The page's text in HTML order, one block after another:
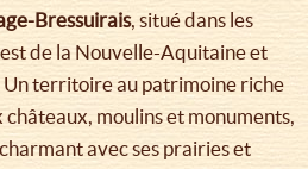
Bressuirais, situé dans les
de la Nouvelle-Aquitaine et
. Un territoire au patrimoine riche
moulins et monuments,
avec ses prairies et